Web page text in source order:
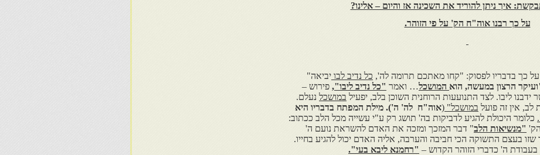
איך ניתן להוריד את השכינה אז והיום – אלינו?
על כך רבנו אוה"ח הק' על פי הזוהר.
על כך בדבריו לפסוק: "קחו מאתכם תרומה לה', כל נדיב לבו יביאה"
הרצון במעשה, הוא המושכל… ואמר "כל נדיב ליבו", פירוש –
ליבו. לצד התנועעות הרוחנית השוכן בלב, יפעיל במושכל נעלם.
לב, אין זה פועל במושכל" (אוה"ח לה' ה'). מילת המפתח בדבריו היא
. כלומר היכולת להגיע לדביקות בה' תושג רק ע"י עשייה מכל הלב ככתוב:
"מנשיאות הלב" דבר המזכך ומזכה את האדם להשראת נועם ה'
שזו בעצם התשוקה הכי חביבה והערבה, אליה האדם יכול להגיע בחייו.
ה' כדברי הזוהר הקדוש – "רחמנא ליבא בעי".